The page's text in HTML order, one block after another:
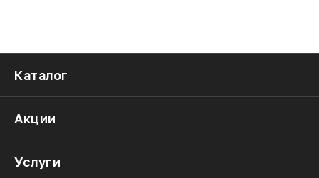
Каталог
Акции
Услуги